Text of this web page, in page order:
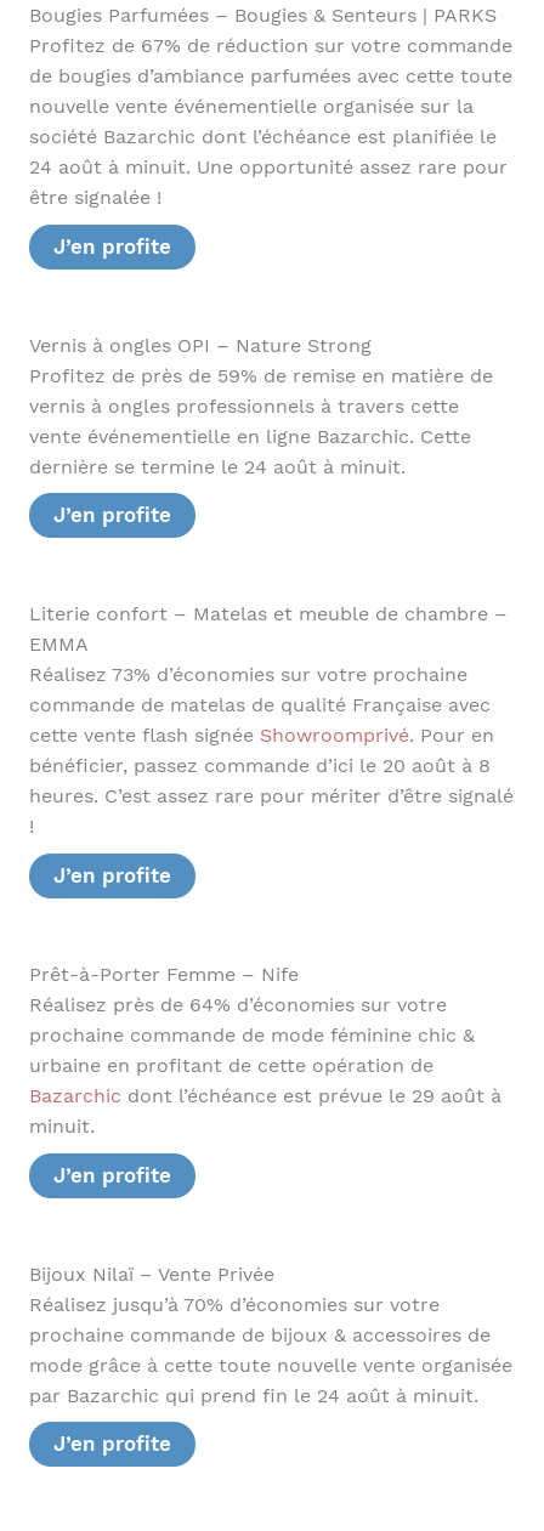
Bougies Parfumées – Bougies & Senteurs | PARKS
Profitez de 67% de réduction sur votre commande
de bougies d’ambiance parfumées avec cette toute
nouvelle vente événementielle organisée sur la
société Bazarchic dont l’échéance est planifiée le
24 août à minuit. Une opportunité assez rare pour
être signalée !
J’en profite
Vernis à ongles OPI – Nature Strong
Profitez de près de 59% de remise en matière de
vernis à ongles professionnels à travers cette
vente événementielle en ligne Bazarchic. Cette
dernière se termine le 24 août à minuit.
J’en profite
Literie confort – Matelas et meuble de chambre –
EMMA
Réalisez 73% d’économies sur votre prochaine
commande de matelas de qualité Française avec
cette vente flash signée Showroomprivé. Pour en
bénéficier, passez commande d’ici le 20 août à 8
heures. C’est assez rare pour mériter d’être signalé
!
J’en profite
Prêt-à-Porter Femme – Nife
Réalisez près de 64% d’économies sur votre
prochaine commande de mode féminine chic &
urbaine en profitant de cette opération de
Bazarchic dont l’échéance est prévue le 29 août à
minuit.
J’en profite
Bijoux Nilaï – Vente Privée
Réalisez jusqu’à 70% d’économies sur votre
prochaine commande de bijoux & accessoires de
mode grâce à cette toute nouvelle vente organisée
par Bazarchic qui prend fin le 24 août à minuit.
J’en profite